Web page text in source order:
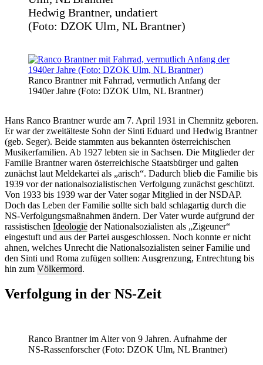
Hedwig Brantner, undatiert
(Foto: DZOK Ulm, NL Brantner)
Ranco Brantner mit Fahrrad, vermutlich Anfang der
1940er Jahre (Foto: DZOK Ulm, NL Brantner)
Hans Ranco Brantner wurde am 7. April 1931 in Chemnitz geboren.
Er war der zweitälteste Sohn der Sinti Eduard und Hedwig Brantner
(geb. Seger). Beide stammten aus bekannten österreichischen
Musikerfamilien. Ab 1927 lebten sie in Sachsen. Die Mitglieder der
Familie Brantner waren österreichische Staatsbürger und galten
zunächst laut Meldekartei als „arisch“. Dadurch blieb die Familie bis
1939 vor der nationalsozialistischen Verfolgung zunächst geschützt.
Von 1933 bis 1939 war der Vater sogar Mitglied in der NSDAP.
Doch das Leben der Familie sollte sich bald schlagartig durch die
NS-Verfolgungsmaßnahmen ändern. Der Vater wurde aufgrund der
rassistischen Ideologie der Nationalsozialisten als „Zigeuner“
eingestuft und aus der Partei ausgeschlossen. Noch konnte er nicht
ahnen, welches Unrecht die Nationalsozialisten seiner Familie und
den Sinti und Roma zufügen sollten: Ausgrenzung, Entrechtung bis
hin zum Völkermord.
Verfolgung in der NS-Zeit
Ranco Brantner im Alter von 9 Jahren. Aufnahme der
NS-Rassenforscher (Foto: DZOK Ulm, NL Brantner)